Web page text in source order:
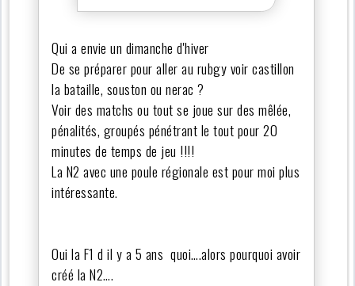
Qui a envie un dimanche d'hiver
De se préparer pour aller au rubgy voir castillon
la bataille, souston ou nerac ?
Voir des matchs ou tout se joue sur des mêlée,
pénalités, groupés pénétrant le tout pour 20
minutes de temps de jeu !!!!
La N2 avec une poule régionale est pour moi plus
intéressante.
Oui la F1 d il y a 5 ans quoi….alors pourquoi avoir
créé la N2….